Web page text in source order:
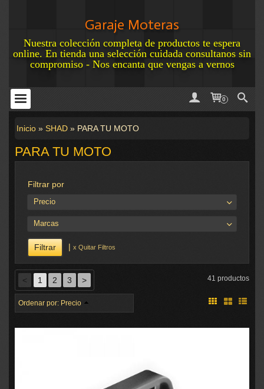
Garaje Moteras
Nuestra colección completa de productos te espera
online. En tienda una selección cuidada consultanos sin
compromiso - Nos encanta que vengas a vernos
0
Inicio » SHAD » PARA TU MOTO
PARA TU MOTO
Filtrar por
Precio
Marcas
| x Quitar Filtros
< 1 2 3 > 41 productos
Ordenar por: Precio